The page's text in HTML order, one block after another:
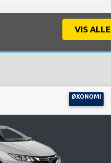
VIS ALLE
ØKONOMI